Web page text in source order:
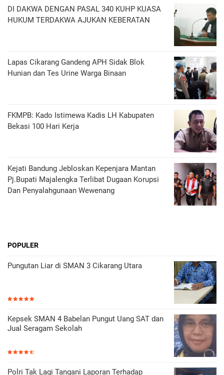
DI DAKWA DENGAN PASAL 340 KUHP KUASA
HUKUM TERDAKWA AJUKAN KEBERATAN
Lapas Cikarang Gandeng APH Sidak Blok
Hunian dan Tes Urine Warga Binaan
FKMPB: Kado Istimewa Kadis LH Kabupaten
Bekasi 100 Hari Kerja
Kejati Bandung Jebloskan Kepenjara Mantan
Pj.Bupati Majalengka Terlibat Dugaan Korupsi
Dan Penyalahgunaan Wewenang
POPULER
Pungutan Liar di SMAN 3 Cikarang Utara
Kepsek SMAN 4 Babelan Pungut Uang SAT dan
Jual Seragam Sekolah
Polri Tak Lagi Tangani Laporan Terhadap